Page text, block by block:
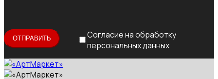
Согласие на обработку
персональных данных